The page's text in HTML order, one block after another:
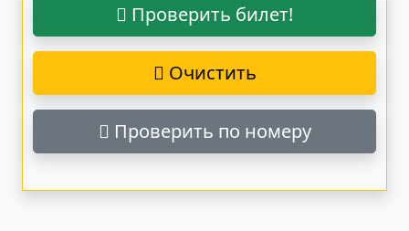
Проверить билет!
Очистить
Проверить по номеру